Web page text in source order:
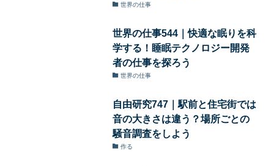
世界の仕事
世界の仕事544｜快適な眠りを科
学する！睡眠テクノロジー開発
者の仕事を探ろう
世界の仕事
自由研究747｜駅前と住宅街では
音の大きさは違う？場所ごとの
騒音調査をしよう
作る